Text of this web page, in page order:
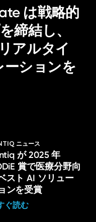
は戦略的
締結し、
アルタイ
ーションを
ニュース
が 2025 年
賞で医療分野向
スト AI ソリュー
ンを受賞
ぐ読む